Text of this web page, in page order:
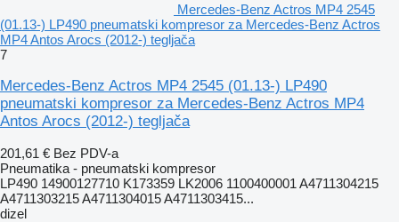
Mercedes-Benz Actros MP4 2545
(01.13-) LP490 pneumatski kompresor za Mercedes-Benz Actros
MP4 Antos Arocs (2012-) tegljača
7
Mercedes-Benz Actros MP4 2545 (01.13-) LP490
pneumatski kompresor za Mercedes-Benz Actros MP4
Antos Arocs (2012-) tegljača
201,61 € Bez PDV-a
Pneumatika - pneumatski kompresor
LP490 14900127710 K173359 LK2006 1100400001 A4711304215
A4711303215 A4711304015 A4711303415...
dizel